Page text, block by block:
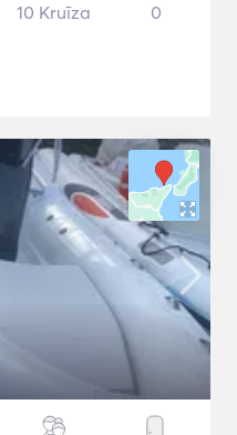
10 Kruīza 0